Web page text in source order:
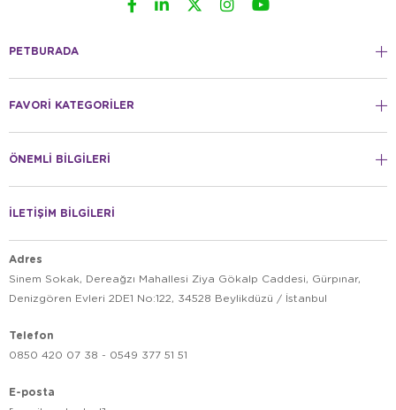
PETBURADA
FAVORİ KATEGORİLER
ÖNEMLİ BİLGİLERİ
İLETİŞİM BİLGİLERİ
Adres
Sinem Sokak, Dereağzı Mahallesi Ziya Gökalp Caddesi, Gürpınar,
Denizgören Evleri 2DE1 No:122, 34528 Beylikdüzü / İstanbul
Telefon
0850 420 07 38 - 0549 377 51 51
E-posta